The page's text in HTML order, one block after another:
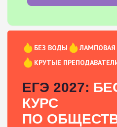
БЕЗ ВОДЫ
КРУТЫЕ
ЕГЭ 2027:
КУРС
ПО